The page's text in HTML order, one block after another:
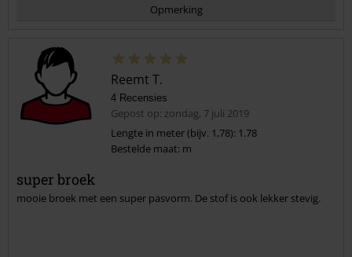
Opmerking
Commentaar versturen
Reemt T.
4 Recensies
Gepost op: zondag, 7 juli 2019
Lengte in meter (bijv. 1,78): 1.78
Bestelde maat: m
super broek
mooie broek met een super pasvorm. De stof is ook lekker stevig.